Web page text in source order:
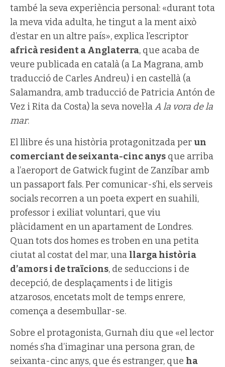
també la seva experiència personal: «durant tota
la meva vida adulta, he tingut a la ment això
d’estar en un altre país», explica l’escriptor
africà resident a Anglaterra, que acaba de
veure publicada en català (a La Magrana, amb
traducció de Carles Andreu) i en castellà (a
Salamandra, amb traducció de Patricia Antón de
Vez i Rita da Costa) la seva novel·laA la vora de la
mar.
El llibre és una història protagonitzada perun
comerciant de seixanta-cinc anys que arriba
a l’aeroport de Gatwick fugint de Zanzíbar amb
un passaport fals. Per comunicar-s’hi, els serveis
socials recorren a un poeta expert en suahili,
professor i exiliat voluntari, que viu
plàcidament en un apartament de Londres.
Quan tots dos homes es troben en una petita
ciutat al costat del mar, una llarga història
d’amors i de traïcions, de seduccions i de
decepció, de desplaçaments i de litigis
atzarosos, encetats molt de temps enrere,
comença a desembullar-se.
Sobre el protagonista, Gurnah diu que «el lector
només s’ha d’imaginar una persona gran, de
seixanta-cinc anys, que és estranger, que ha